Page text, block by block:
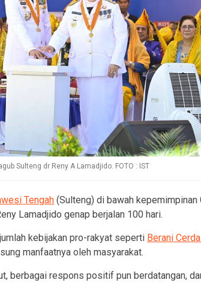
Sulteng dr Reny A Lamadjido. FOTO : IST
Tengah (Sulteng) di bawah kepemimpinan
Lamadjido genap berjalan 100 hari.
kebijakan pro-rakyat seperti Berani
manfaatnya oleh masyarakat.
berbagai respons positif pun berdatangan,